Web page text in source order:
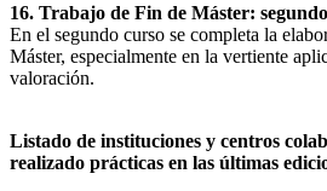
16. Trabajo de Fin de Máster:
En el segundo curso se completa la
Máster, especialmente en la vertiente
valoración.
Listado de instituciones y centros
realizado prácticas en las últimas